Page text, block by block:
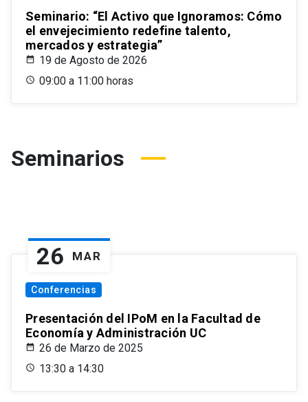
Seminario: “El Activo que Ignoramos: Cómo
el envejecimiento redefine talento,
mercados y estrategia”
19 de Agosto de 2026
09:00 a 11:00 horas
Seminarios
26 MAR
Conferencias
Presentación del IPoM en la Facultad de
Economía y Administración UC
26 de Marzo de 2025
13:30 a 14:30